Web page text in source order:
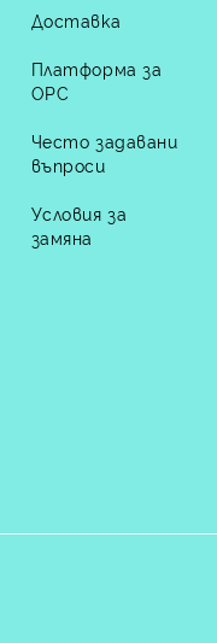
Доставка
Платформа за
ОРС
Често задавани
въпроси
Условия за
замяна